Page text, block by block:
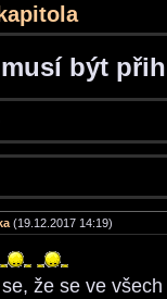
být
(19.12.2017 14:19)
že se ve